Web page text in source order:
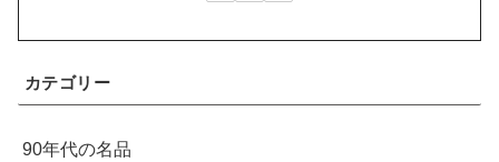
カテゴリー
90年代の名品